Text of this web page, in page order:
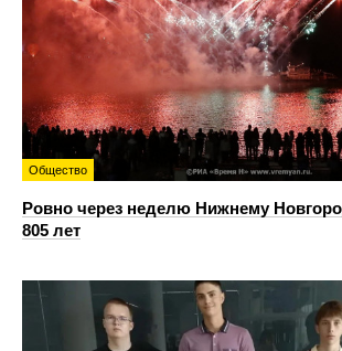
Общество
Ровно через неделю Нижнему
805 лет